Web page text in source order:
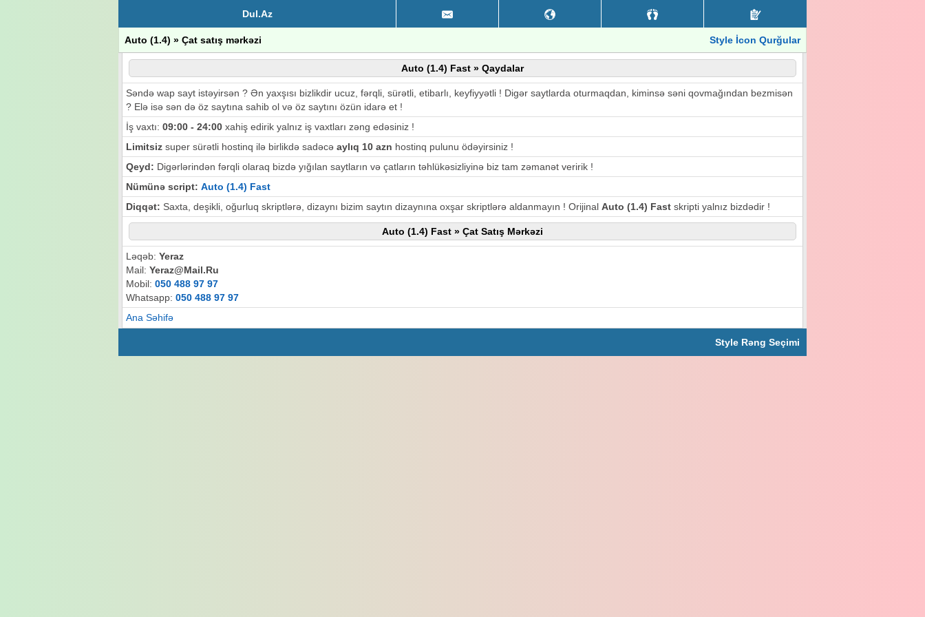
Dul.Az
Auto (1.4) » Çat satış mərkəzi Style İcon Qurğular
Auto (1.4) Fast » Qaydalar
Səndə wap sayt istəyirsən ? Ən yaxşısı bizlikdir ucuz, fərqli, sürətli, etibarlı, keyfiyyətli ! Digər saytlarda oturmaqdan, kiminsə səni qovmağından bezmisən
? Elə isə sən də öz saytına sahib ol və öz saytını özün idarə et !
İş vaxtı: 09:00 - 24:00 xahiş edirik yalnız iş vaxtları zəng edəsiniz !
Limitsiz super sürətli hostinq ilə birlikdə sadəcə aylıq 10 azn hostinq pulunu ödəyirsiniz !
Qeyd: Digərlərindən fərqli olaraq bizdə yığılan saytların və çatların təhlükəsizliyinə biz tam zəmanət veririk !
Nümünə script: Auto (1.4) Fast
Diqqət: Saxta, deşikli, oğurluq skriptlərə, dizaynı bizim saytın dizaynına oxşar skriptlərə aldanmayın ! Orijinal Auto (1.4) Fast skripti yalnız bizdədir !
Auto (1.4) Fast » Çat Satış Mərkəzi
Ləqəb: Yeraz
Mail: Yeraz@Mail.Ru
Mobil: 050 488 97 97
Whatsapp: 050 488 97 97
Ana Səhifə
Style Rəng Seçimi